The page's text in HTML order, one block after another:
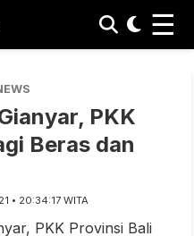
☰
PKK
Beras dan
• 20:34:17 WITA